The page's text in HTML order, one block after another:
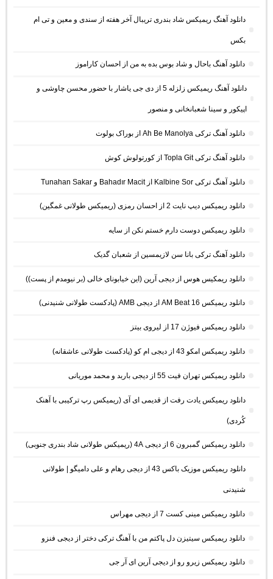
دانلود آهنگ ریمیکس شاد بندری تریبال آخر هفته از سندی و معین و تی ام
بکس
دانلود آهنگ باحال و شاد بوس بده به من از احسان کاراموز
دانلود آهنگ ریمیکس زلزله 5 از دی جی یاشار با حضور محسن چاوشی و
اپیکور و سینا شعبانخانی و منصور
دانلود آهنگ ترکی Ah Be Manolya از بوراک بولوت
دانلود آهنگ ترکی Topla Git از کورتولوش کوش
دانلود آهنگ ترکی Kalbine Sor از Bahadır Macit و Tunahan Sakar
دانلود ریمیکس دیپ نایت 2 از احسان رمزی (ریمیکس طولانی غمگین)
دانلود ریمیکس دوست دارم خستم نکن از سایه
دانلود آهنگ ترکی بانا سن لازیمسین از شعبان گدیک
دانلود ریمکیس هوس از دیجی آرین (این خیابونای خالی (بر نیومدم از پست))
دانلود ریمیکس AM Beat 16 از دیجی AMB (پادکست طولانی شنیدنی)
دانلود ریمیکس فیوژن 17 از لیروی بیتز
دانلود ریمیکس امکو 43 از دیجی ام کو (پادکست طولانی عاشقانه)
دانلود ریمیکس تهران فیت 55 از دیجی باربد و محمد موریانی
دانلود ریمیکس یادت رفت از قدیمی ای آی (ریمیکس رپ ترکیبی با آهنک
کُردی)
دانلود ریمیکس گمبرون 6 از دیجی 4A (ریمیکس طولانی شاد بندری جنوبی)
دانلود ریمیکس موزیک باکس 43 از دیجی رهام و علی دامیگو | طولانی
شنیدنی
دانلود ریمیکس مینی کست 7 از دیجی مهراس
دانلود ریمیکس سیتیزن دل پاکتم من با آهنگ ترکی دختر از دیجی فنزو
دانلود ریمیکس زیرو رو از دیجی آرین ای آر جی